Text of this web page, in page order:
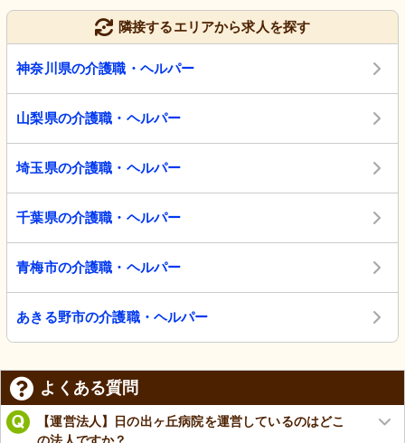
隣接するエリアから求人を探す
神奈川県の介護職・ヘルパー
山梨県の介護職・ヘルパー
埼玉県の介護職・ヘルパー
千葉県の介護職・ヘルパー
青梅市の介護職・ヘルパー
あきる野市の介護職・ヘルパー
よくある質問
【運営法人】日の出ヶ丘病院を運営しているのはどこ